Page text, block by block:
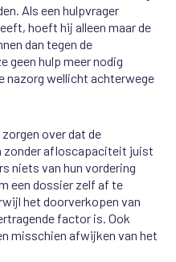
Als een hulpvrager
hoeft hij alleen maar de
dan tegen de
geen hulp meer nodig
nazorg wellicht achterwege
over dat de
zonder afloscapaciteit juist
niets van hun vordering
een dossier zelf af te
het doorverkopen van
factor is. Ook
misschien afwijken van het